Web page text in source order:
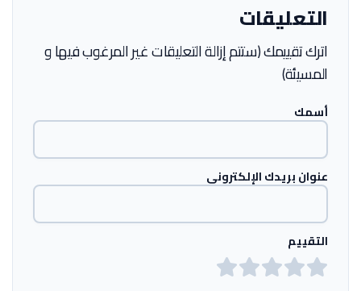
التعليقات
اترك تقييمك (ستتم إزالة التعليقات غير المرغوب فيها و
المسيئة)
أسمك
عنوان بريدك الإلكتروني
التقييم